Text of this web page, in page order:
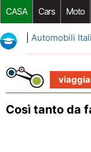
CASA Cars Moto
Riparazione Auto
Automobili
Così tanto da